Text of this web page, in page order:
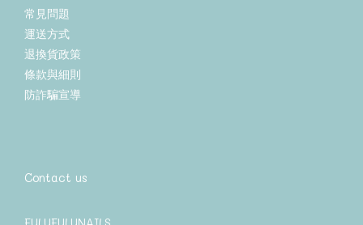
常見問題
運送方式
退換貨政策
條款與細則
防詐騙宣導
Contact us